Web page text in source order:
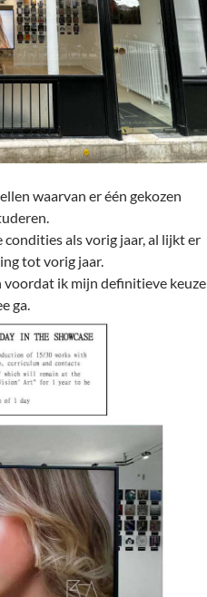
waarvan er één gekozen
als vorig jaar, al lijkt er
tot vorig jaar.
ik mijn definitieve keuze
ga.